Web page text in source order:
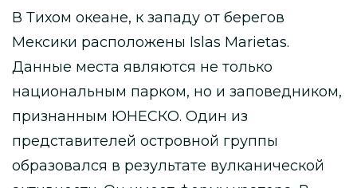
В Тихом океане, к западу от берегов
Мексики расположены Islas Marietas.
Данные места являются не только
национальным парком, но и заповедником,
признанным ЮНЕСКО. Один из
представителей островной группы
образовался в результате вулканической